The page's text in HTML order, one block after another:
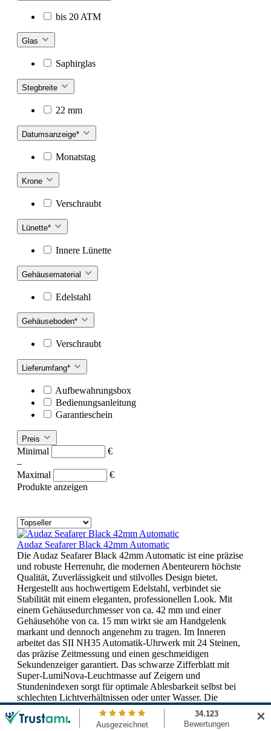
bis 20 ATM
Glas
Saphirglas
Stegbreite
22 mm
Datumsanzeige*
Monatstag
Krone
Verschraubt
Lünette*
Innere Lünette
Gehäusematerial
Edelstahl
Gehäuseboden*
Verschraubt
Lieferumfang*
Aufbewahrungsbox
Bedienungsanleitung
Garantieschein
Preis
Minimal
€
–
Maximal
€
Produkte anzeigen
Audaz Seafarer Black 42mm Automatic
Die Audaz Seafarer Black 42mm Automatic ist eine präzise
und robuste Herrenuhr, die modernen Abenteurern höchste
Qualität, Zuverlässigkeit und stilvolles Design bietet.
Hergestellt aus hochwertigem Edelstahl, verbindet sie
Stabilität mit einem eleganten, professionellen Look. Mit
einem Gehäusedurchmesser von ca. 42 mm und einer
Gehäusehöhe von ca. 15 mm wirkt sie am Handgelenk
markant und dennoch angenehm zu tragen. Im Inneren
arbeitet das SII NH35 Automatik-Uhrwerk mit 24 Steinen,
das präzise Zeitmessung und einen geschmeidigen
Sekundenzeiger garantiert. Das schwarze Zifferblatt mit
Super-LumiNova-Leuchtmasse auf Zeigern und
Stundenindexen sorgt für optimale Ablesbarkeit selbst bei
schlechten Lichtverhältnissen oder unter Wasser. Die
Datumsanzeige zeigt sowohl den Tag als auch den Monat und
vereint Funktionalität mit elegantem Design. Der verschraubte
✕